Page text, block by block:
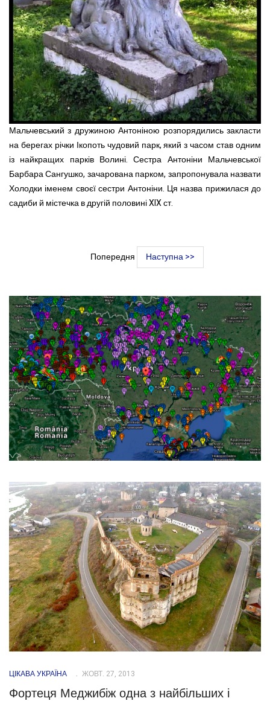
Мальчевський з дружиною Антоніною розпорядились закласти
на берегах річки Ікопоть чудовий парк, який з часом став одним
із найкращих парків Волині. Сестра Антоніни Мальчевської
Барбара Сангушко, зачарована парком, запропонувала назвати
Холодки іменем своєї сестри Антоніни. Ця назва прижилася до
садиби й містечка в другій половині XIX ст.
Попередня Наступна >>
ЦІКАВА УКРАЇНА ЖОВТ. 27, 2013
Фортеця Меджибіж одна з найбільших і